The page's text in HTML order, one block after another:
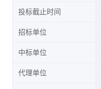
投标截止时间
招标单位
中标单位
代理单位